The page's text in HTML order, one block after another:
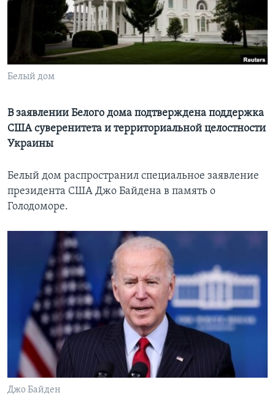
Learning English
СОЦИАЛЬНЫЕ СЕТИ
Языки
Белый дом
В заявлении Белого дома подтверждена поддержка
США суверенитета и территориальной целостности
Украины
Белый дом распространил специальное заявление
президента США Джо Байдена в память о
Голодоморе.
Джо Байден